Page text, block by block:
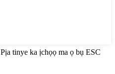
Pịa tinye ka ịchọọ ma ọ bụ ESC